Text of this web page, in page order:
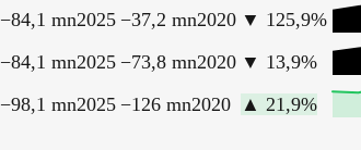
−84,1 mn2025 −37,2 mn2020 ▼ 125,9%
−84,1 mn2025 −73,8 mn2020 ▼ 13,9%
−98,1 mn2025 −126 mn2020 ▲ 21,9%